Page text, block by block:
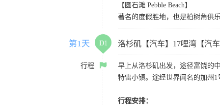
【圆石滩 Pebble Beach】
著名的度假胜地，也是柏树角俱
第1天 D1 洛杉矶【汽车】17哩湾【汽
行程
早上从洛杉矶出发，途径富饶的
特雷小镇。途经世界闻名的加州
行程安排：